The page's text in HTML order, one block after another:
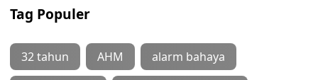
Tag Populer
32 tahun AHM alarm bahaya